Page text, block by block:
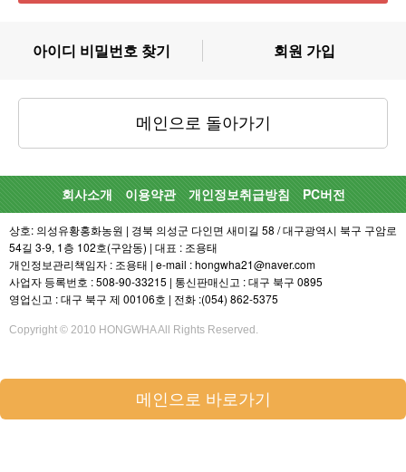
아이디 비밀번호 찾기 회원 가입
메인으로 돌아가기
회사소개 이용약관 개인정보취급방침 PC버전
상호: 의성유황홍화농원 | 경북 의성군 다인면 새미길 58 / 대구광역시 북구 구암로
54길 3-9, 1층 102호(구암동) | 대표 : 조용태
개인정보관리책임자 : 조용태 | e-mail : hongwha21@naver.com
사업자 등록번호 : 508-90-33215 | 통신판매신고 : 대구 북구 0895
영업신고 : 대구 북구 제 00106호 | 전화 :(054) 862-5375
Copyright © 2010 HONGWHA All Rights Reserved.
메인으로 바로가기